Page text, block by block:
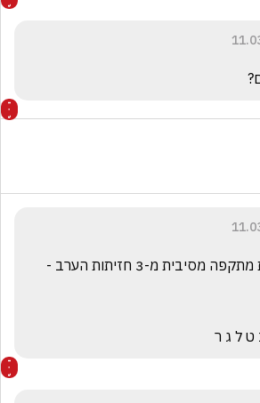
ל ג ר